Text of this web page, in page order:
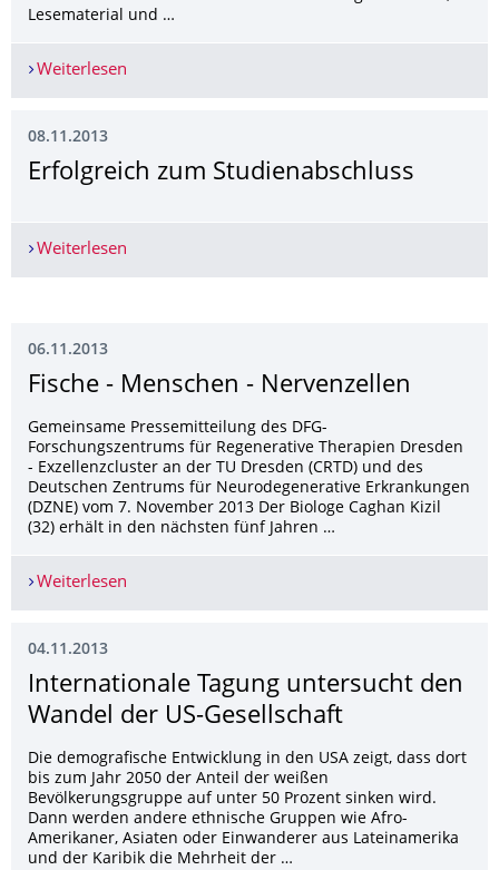
Lesematerial und …
Weiterlesen
08.11.2013
Erfolgreich zum Studienabschluss
Weiterlesen
06.11.2013
Fische - Menschen - Nervenzellen
Gemeinsame Pressemitteilung des DFG-
Forschungszentrums für Regenerative Therapien Dresden
- Exzellenzcluster an der TU Dresden (CRTD) und des
Deutschen Zentrums für Neurodegenerative Erkrankungen
(DZNE) vom 7. November 2013 Der Biologe Caghan Kizil
(32) erhält in den nächsten fünf Jahren …
Weiterlesen
04.11.2013
Internationale Tagung untersucht den
Wandel der US-Gesellschaft
Die demografische Entwicklung in den USA zeigt, dass dort
bis zum Jahr 2050 der Anteil der weißen
Bevölkerungsgruppe auf unter 50 Prozent sinken wird.
Dann werden andere ethnische Gruppen wie Afro-
Amerikaner, Asiaten oder Einwanderer aus Lateinamerika
und der Karibik die Mehrheit der …